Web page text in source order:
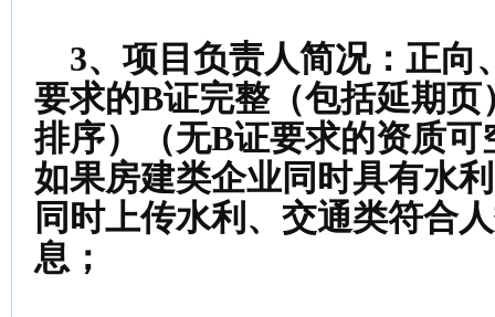
3、项目负责人简况： 正向
要求的B证完整（包括延期
排序）（无B证要求的资质可
如果房建类企业同时具有水
同时上传水利、交通类符合
息；